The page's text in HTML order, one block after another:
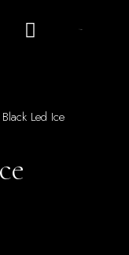
Led Ice